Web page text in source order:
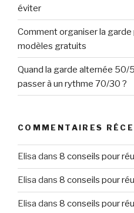
éviter
Comment organiser la
modèles gratuits
Quand la garde alternée 50/
passer à un rythme 70/30 ?
COMMENTAIRES
Elisa dans 8 conseils pour
Elisa dans 8 conseils pour
Elisa dans 8 conseils pour